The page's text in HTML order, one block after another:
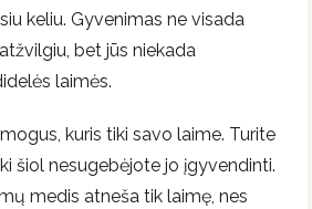
keliu. Gyvenimas ne visada
bet jūs niekada
laimės.
kuris tiki savo laime. Turite
šiol nesugebėjote jo įgyvendinti.
medis atneša tik laimę, nes